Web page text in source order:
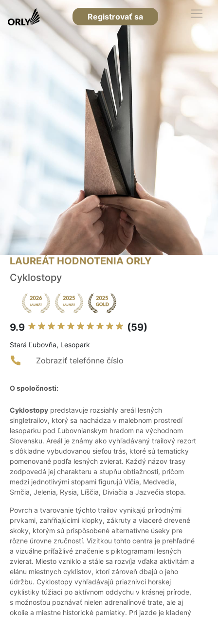
Registrovať sa
LAUREÁT HODNOTENIA ORLY
Cyklostopy
9.9 (59)
Stará Ľubovňa, Lesopark
Zobraziť telefónne číslo
O spoločnosti:
Cyklostopy predstavuje rozsiahly areál lesných
singletrailov, ktorý sa nachádza v malebnom prostredí
lesoparku pod Ľubovnianskym hradom na východnom
Slovensku. Areál je známy ako vyhľadávaný trailový rezort
s dôkladne vybudovanou sieťou trás, ktoré sú tematicky
pomenované podľa lesných zvierat. Každý názov trasy
zodpovedá jej charakteru a stupňu obtiažnosti, pričom
medzi jednotlivými stopami figurujú Vlčia, Medvedia,
Srnčia, Jelenia, Rysia, Líščia, Diviačia a Jazvečia stopa.
Povrch a tvarovanie týchto trailov vynikajú prírodnými
prvkami, zahŕňajúcimi klopky, zákruty a viaceré drevené
skoky, ktorým sú prispôsobené alternatívne úseky pre
rôzne úrovne zručností. Vizitkou tohto centra je prehľadné
a vizuálne príťažlivé značenie s piktogramami lesných
zvierat. Miesto vzniklo a stále sa rozvíja vďaka aktivitám a
elánu miestnych cyklistov, ktorí zároveň dbajú o jeho
údržbu. Cyklostopy vyhľadávajú priaznivci horskej
cyklistiky túžiaci po aktívnom oddychu v krásnej prírode,
s možnosťou poznávať nielen adrenalínové trate, ale aj
okolie a miestne historické pamiatky. Pri jazde je kladený